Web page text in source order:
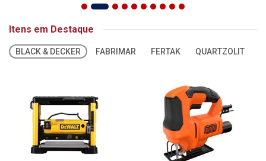
Itens em Destaque
BLACK & DECKER FABRIMAR FERTAK QUARTZOLIT